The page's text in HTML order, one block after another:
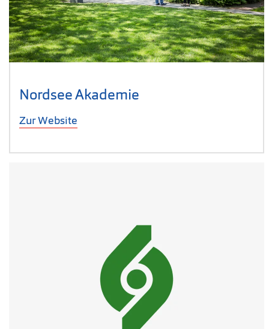
Nordsee Akademie
Zur Website